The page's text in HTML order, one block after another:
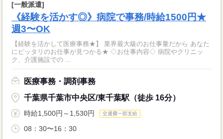
[一般派遣]
《経験を活かす◎》病院で事務/時給1500円★
週3〜OK
【経験を活かして医療事務★】 業界最大級のお仕事量だから あなた
にピッタリのお仕事が見つかる★ ◇お仕事内容◇ 病院やクリニッ
ク、介護施設での ...
医療事務・調剤事務
千葉県千葉市中央区/東千葉駅（徒歩 16分）
時給1,500円～1,530円 交通費一部支給
08：30〜16：30